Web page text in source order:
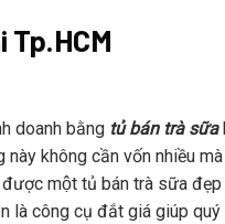
doanh bằng tủ bán trà sữa
không cần vốn nhiều
một tủ bán trà sữa
công cụ đắt giá giúp quý